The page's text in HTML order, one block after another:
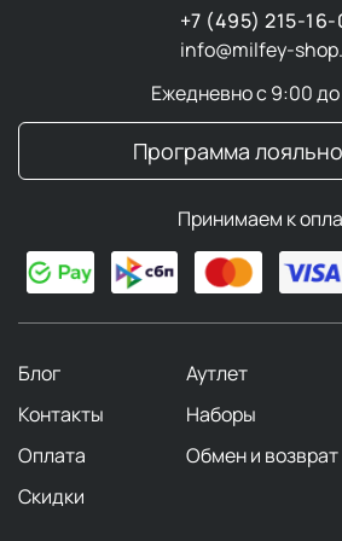
светодиодная LED‑маска для
Это прибор для домашнего
ухода, сочетающий технологии
лифтинга.
Основные функции и
для решения дерматологических
Красный светстимулирует
омоложению.
обладает
действием, помогает
воспалениями.
Желтый
+7 (495) 215-16-
info@milfey-
Ежедневно с 9:00 до
Программа
Принимаем к
Блог Аутлет
Контакты
Наборы
Оплата
Обмен и возврат
Скидки